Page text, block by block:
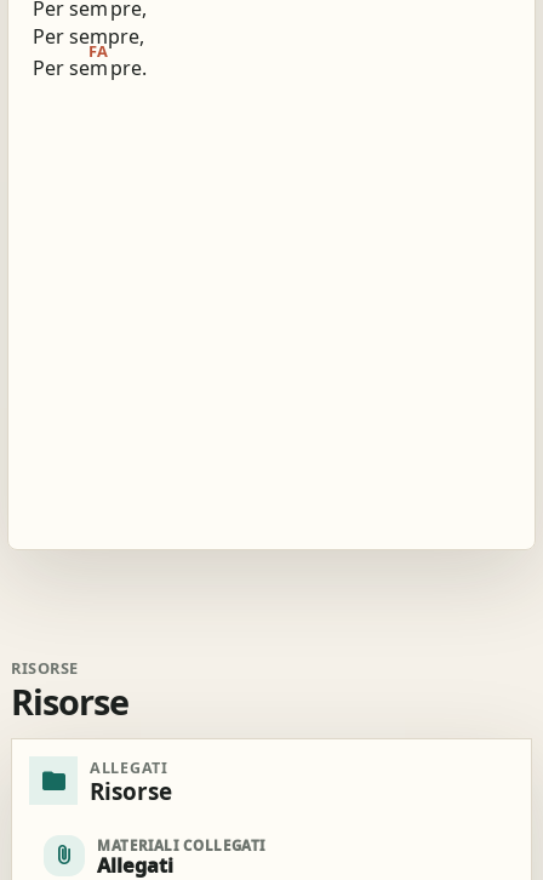
Per sempre,
Per sempre,
Per sem
FA
pre.
RISORSE
Risorse
folder ALLEGATI
Risorse
attach_file MATERIALI COLLEGATI
Allegati